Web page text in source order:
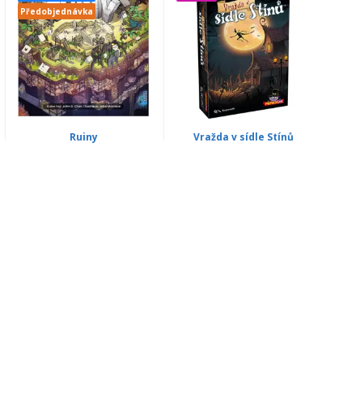
Předobjednávka
Ruiny Vražda v sídle Stínů